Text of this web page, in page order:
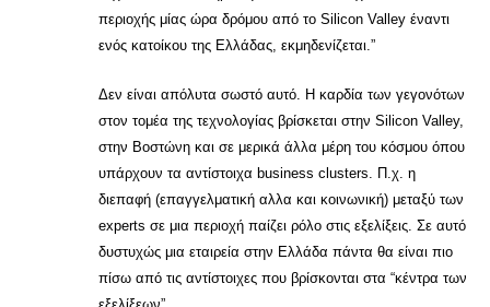
περιοχής μίας ώρα δρόμου από το Silicon Valley έναντι
ενός κατοίκου της Ελλάδας, εκμηδενίζεται.”
Δεν είναι απόλυτα σωστό αυτό. Η καρδία των γεγονότων
στον τομέα της τεχνολογίας βρίσκεται στην Silicon Valley,
στην Βοστώνη και σε μερικά άλλα μέρη του κόσμου όπου
υπάρχουν τα αντίστοιχα business clusters. Π.χ. η
διεπαφή (επαγγελματική αλλα και κοινωνική) μεταξύ των
experts σε μια περιοχή παίζει ρόλο στις εξελίξεις. Σε αυτό
δυστυχώς μια εταιρεία στην Ελλάδα πάντα θα είναι πιο
πίσω από τις αντίστοιχες που βρίσκονται στα “κέντρα των